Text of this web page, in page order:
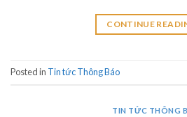
CONTINUE
Posted in Tin tức Thông Báo
TIN TỨC THÔNG